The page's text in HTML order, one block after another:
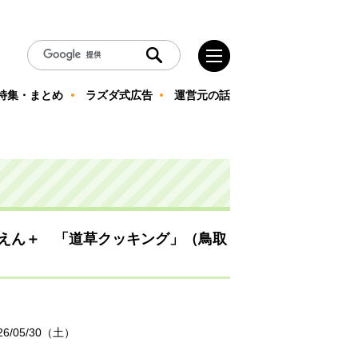
集・まとめ ラズダ式広告 運営元の話
ん＋ 「道草クッキング」（鳥取
05/30（土）